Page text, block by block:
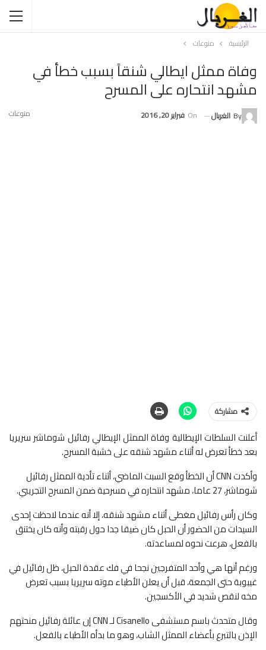
الرئيسية منوعات
وفاة ممثل ايطالي شنقاً بسبب خطأ في
مشهد انتحاره على المسرح
منوعات By الغربال On فبراير 20, 2016
مشاركة
أعلنت السلطات الإيطالية وفاة الممثل الإيطالي رفائيل شوماشر سريريا
بعد خطأ تعرض له أثناء مشهد شنقه على خشبة المسرح.
وأكدت CNN أن الخطأ وقع السبت الماضي، أثناء تأدية الممثل رفائيل
شوماشر، 27 عاما، مشهد انتحاره في مسرحية ضمن المسرح التجريبي.
وكان رأس رفائيل مغطى أثناء مشهد شنقه، إلا أنه عندما لاحظت إحدى
السيدات من الحضور أن الحبل كان ضيقا جدا حول رقبته وأنه كان يختنق
بالفعل، هرعت نحوه لمساعدته.
ورغم أنها هي وأحد المتفرجين نجحا في فك عقدة الحبل، ظل رفائيل في
غيبوبة حتى الجمعة، قبل أن يعلن الأطباء موته سريريا بسبب تعرض
مخه لنقص شديد في الأكسجين.
وقال متحدث باسم مستشفى Cisanello لـ CNN إن عائلة رفائيل منحتهم
الإذن بالتبرع بأعضاء الممثل الشاب، وهو ما بدأه الأطباء بالفعل.